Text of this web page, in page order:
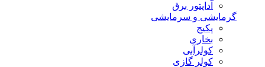
آداپتور برق
گرمایشی و سرمایشی
پکیج
بخاری
کولرآبی
کولر گازی